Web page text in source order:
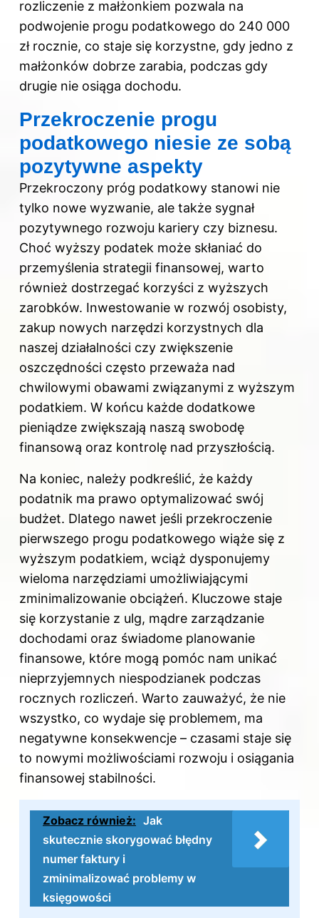
rozliczenie z małżonkiem pozwala na
podwojenie progu podatkowego do 240 000
zł rocznie, co staje się korzystne, gdy jedno z
małżonków dobrze zarabia, podczas gdy
drugie nie osiąga dochodu.
Przekroczenie progu
podatkowego niesie ze sobą
pozytywne aspekty
Przekroczony próg podatkowy stanowi nie
tylko nowe wyzwanie, ale także sygnał
pozytywnego rozwoju kariery czy biznesu.
Choć wyższy podatek może skłaniać do
przemyślenia strategii finansowej, warto
również dostrzegać korzyści z wyższych
zarobków. Inwestowanie w rozwój osobisty,
zakup nowych narzędzi korzystnych dla
naszej działalności czy zwiększenie
oszczędności często przeważa nad
chwilowymi obawami związanymi z wyższym
podatkiem. W końcu każde dodatkowe
pieniądze zwiększają naszą swobodę
finansową oraz kontrolę nad przyszłością.
Na koniec, należy podkreślić, że każdy
podatnik ma prawo optymalizować swój
budżet. Dlatego nawet jeśli przekroczenie
pierwszego progu podatkowego wiąże się z
wyższym podatkiem, wciąż dysponujemy
wieloma narzędziami umożliwiającymi
zminimalizowanie obciążeń. Kluczowe staje
się korzystanie z ulg, mądre zarządzanie
dochodami oraz świadome planowanie
finansowe, które mogą pomóc nam unikać
nieprzyjemnych niespodzianek podczas
rocznych rozliczeń. Warto zauważyć, że nie
wszystko, co wydaje się problemem, ma
negatywne konsekwencje – czasami staje się
to nowymi możliwościami rozwoju i osiągania
finansowej stabilności.
Zobacz również: Jak
skutecznie skorygować błędny
numer faktury i
zminimalizować problemy w
księgowości